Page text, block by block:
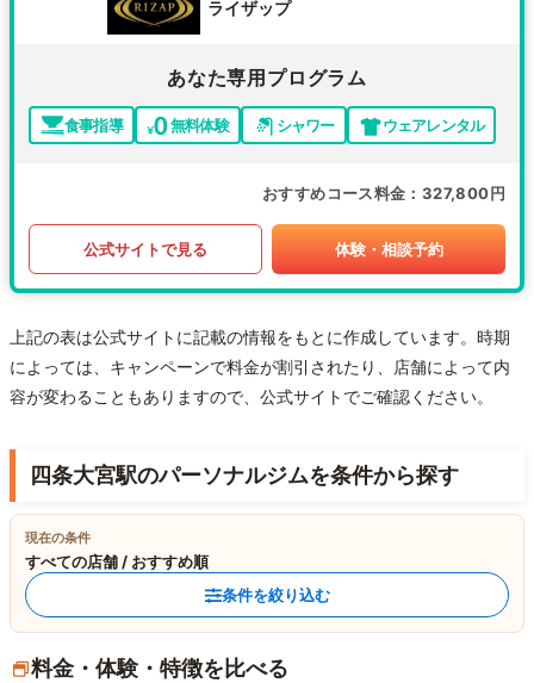
ライザップ
あなた専用プログラム
食事指導 無料体験 シャワー ウェアレンタル
おすすめコース料金 327,800円
公式サイトで見る 体験・相談予約
上記の表は公式サイトに記載の情報をもとに作成しています。時期
によっては、キャンペーンで料金が割引されたり、店舗によって内
容が変わることもありますので、公式サイトでご確認ください。
四条大宮駅のパーソナルジムを条件から探す
現在の条件
すべての店舗 / おすすめ順
条件を絞り込む
料金・体験・特徴を比べる